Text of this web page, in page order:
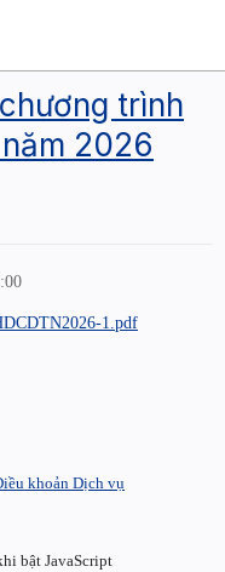
trình
2026
1.pdf
khoản Dịch vụ
bật JavaScript